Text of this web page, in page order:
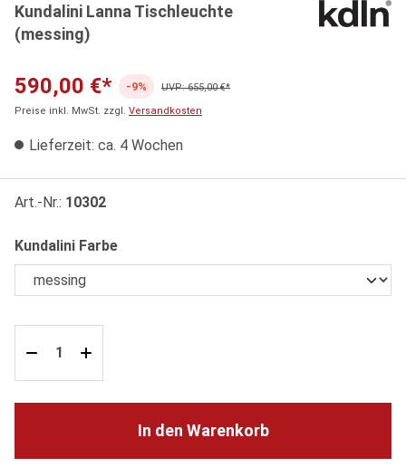
Kundalini Lanna Tischleuchte
(messing)
590,00 €* -9%
UVP: 655,00 €*
Preise inkl. MwSt. zzgl. Versandkosten
Lieferzeit: ca. 4 Wochen
Art.-Nr.: 10302
Kundalini Farbeauswählen
In den Warenkorb